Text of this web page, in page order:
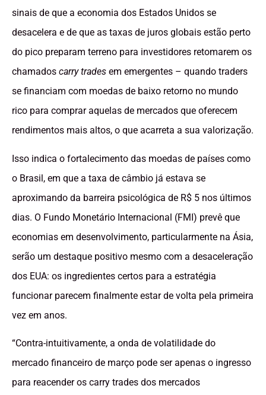
sinais de que a economia dos Estados Unidos se
desacelera e de que as taxas de juros globais estão perto
do pico preparam terreno para investidores retomarem os
chamados carry trades em emergentes – quando traders
se financiam com moedas de baixo retorno no mundo
rico para comprar aquelas de mercados que oferecem
rendimentos mais altos, o que acarreta a sua valorização.
Isso indica o fortalecimento das moedas de países como
o Brasil, em que a taxa de câmbio já estava se
aproximando da barreira psicológica de R$ 5 nos últimos
dias. O Fundo Monetário Internacional (FMI) prevê que
economias em desenvolvimento, particularmente na Ásia,
serão um destaque positivo mesmo com a desaceleração
dos EUA: os ingredientes certos para a estratégia
funcionar parecem finalmente estar de volta pela primeira
vez em anos.
“Contra-intuitivamente, a onda de volatilidade do
mercado financeiro de março pode ser apenas o ingresso
para reacender os carry trades dos mercados